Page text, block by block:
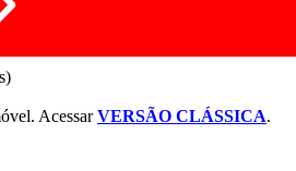
AcessarVERSÃO CLÁSSICA.